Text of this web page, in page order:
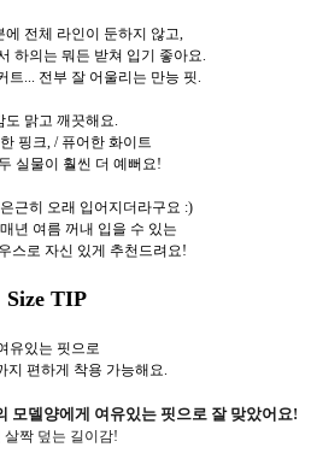
에 전체 라인이 둔하지 않고,
하의는 뭐든 받쳐 입기 좋아요.
트... 전부 잘 어울리는 만능 핏.
도 맑고 깨끗해요.
핑크, / 퓨어한 화이트
실물이 훨씬 더 예뻐요!
근히 오래 입어지더라구요 :)
년 여름 꺼내 입을 수 있는
스로 자신 있게 추천드려요!
Size TIP
유있는 핏으로
지 편하게 착용 가능해요.
모델양에게 여유있는 핏으로 잘 맞았어요!
살짝 덮는 길이감!